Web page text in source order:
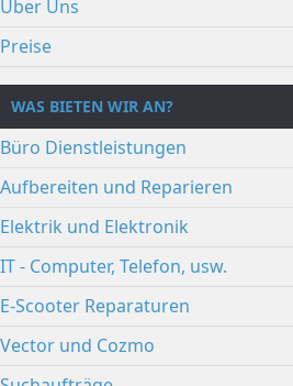
Über Uns
Preise
WAS BIETEN WIR AN?
Büro Dienstleistungen
Aufbereiten und Reparieren
Elektrik und Elektronik
IT - Computer, Telefon, usw.
E-Scooter Reparaturen
Vector und Cozmo